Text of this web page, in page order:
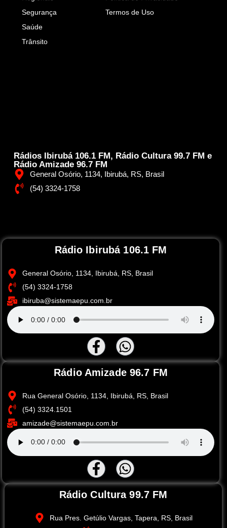
Rádios Ibirubá 106.1 FM, Rádio Cultura 99.7 FM e
Rádio Amizade 96.7 FM
General Osório, 1134, Ibirubá, RS, Brasil
(54) 3324-1758
Segurança
Saúde
Trânsito
Termos de Uso
Rádio Ibirubá 106.1 FM
General Osório, 1134, Ibirubá, RS, Brasil
(54) 3324-1758
ibiruba@sistemaepu.com.br
Rádio Amizade 96.7 FM
Rua General Osório, 1134, Ibirubá, RS, Brasil
(54) 3324.1501
amizade@sistemaepu.com.br
Rádio Cultura 99.7 FM
Rua Pres. Getúlio Vargas, Tapera, RS, Brasil